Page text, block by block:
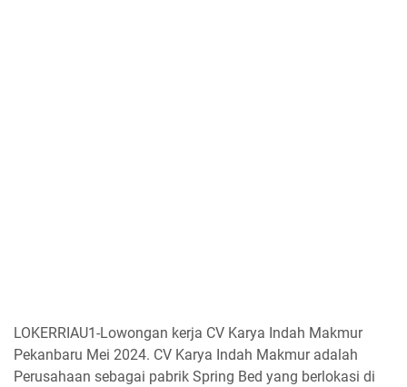
LOKERRIAU1-Lowongan kerja CV Karya Indah Makmur
Pekanbaru Mei 2024. CV Karya Indah Makmur adalah
Perusahaan sebagai pabrik Spring Bed yang berlokasi di